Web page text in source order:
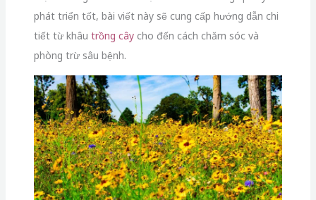
phát triển tốt, bài viết này sẽ cung cấp hướng dẫn chi
tiết từ khâu trồng câycho đến cách chăm sóc và
phòng trừ sâu bệnh.